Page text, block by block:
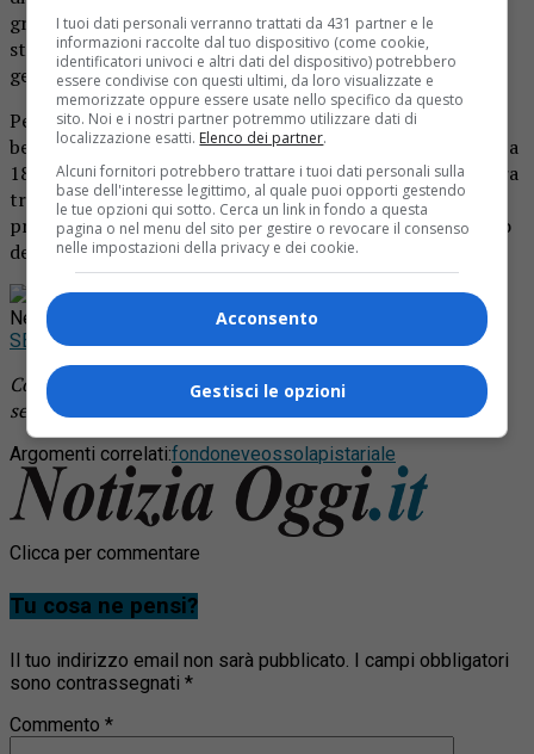
grazie alla tecnica dello snowfarminig,un metodo di
stoccaggio della neve che si basa sull’uso di speciali teli
geotermici in fibra di alluminio.
Per questa operazione non si usa però la neve naturale,
bensì quella prodotta in modo artificiale. La pista si trova a
1800 metri di altitudine. Certo le temperature sono ancora
troppo alte e c’è il concreto rischio che la neve cominci
presto a sciogliersi: ma intanto si aspetta fiduciosi l’arrivo
della neve vera.
Rimani aggiornato seguendoci su Google
News!
SEGUICI
Continua a leggere le notizie di Notizia Oggi Borgosesiae
segui la nostra
Argomenti correlati:fondoneveossolapistariale
Clicca per commentare
Tu cosa ne pensi?
Il tuo indirizzo email non sarà pubblicato.
I campi obbligatori
sono contrassegnati *
Commento *
I tuoi dati personali verranno trattati da 431 partner e le
informazioni raccolte dal tuo dispositivo (come cookie,
identificatori univoci e altri dati del dispositivo) potrebbero
essere condivise con questi ultimi, da loro visualizzate e
memorizzate oppure essere usate nello specifico da questo
sito. Noi e i nostri partner potremmo utilizzare dati di
localizzazione esatti. Elenco dei partner.
Alcuni fornitori potrebbero trattare i tuoi dati personali sulla
base dell'interesse legittimo, al quale puoi opporti gestendo
le tue opzioni qui sotto. Cerca un link in fondo a questa
pagina o nel menu del sito per gestire o revocare il consenso
nelle impostazioni della privacy e dei cookie.
Acconsento
Gestisci le opzioni